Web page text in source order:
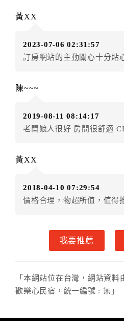
房者應補足差額。（限原訂飯
房者不得要求退其差額。（限
額3個月
．訂房者使用「保留住宿金額
店客滿，敬請及早計畫，如逾
．每筆訂單異動限定乙次，限
訂房者應補足差額。 限原訂飯
六、取消訂單
訂房者因故取消訂單辦理退款
◎住房日4天前辦理者，訂單
◎住房日1天前辦理者，訂單費
◎住房日當日不得辦理。
黃XX
2023-07-06 02:31:57
訂房網站的主動關心十分貼
陳~~~
2019-08-11 08:14:17
老闆娘人很好 房間很舒適
黃XX
2018-04-10 07:29:54
價格合理，物超所值，值得
我要推薦
「本網站位在台灣，網站資
歡樂心民宿，統一編號 : 無」